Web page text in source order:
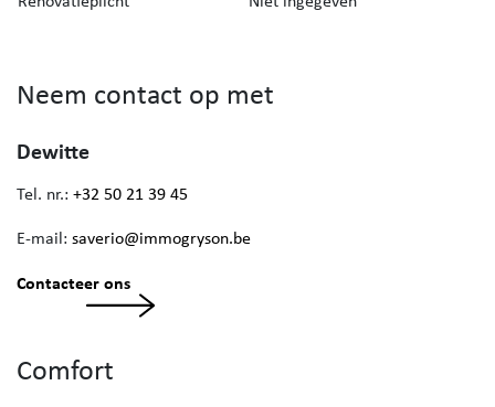
Neem contact op met
Dewitte
Tel. nr.: +32 50 21 39 45
E-mail: saverio@immogryson.be
Contacteer ons
Comfort